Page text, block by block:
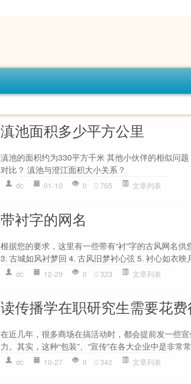
滇池面积多少平方公里
滇池的面积约为330平方千米 其他小伙伴的相似问
对比？ 滇池与澄江面积大小关系？
dc 01-10 0 765 文章列表
带衬字的网名
根据您的要求，这里有一些带有“衬”字的古风网名
3. 古城如风衬梦回 4. 古风旧梦衬心弦 5. 衬心如衣映
dc 12-29 0 323 文章列表
读传播学在职研究生需要花
在近几年，很多商场在搞活动时，都会提前发一些
力。其实，这种“包装”、“宣传”在各大企业中是非常
dc 10-27 0 342 文章列表